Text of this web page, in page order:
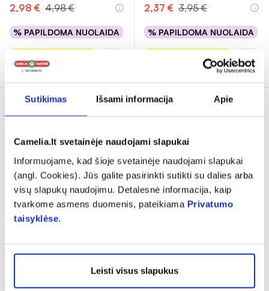
Sutikimas Išsami informacija Apie
Camelia.lt svetainėje naudojami slapukai
Informuojame, kad šioje svetainėje naudojami slapukai
(angl. Cookies). Jūs galite pasirinkti sutikti su dalies arba
visų slapukų naudojimu. Detalesnė informacija, kaip
tvarkome asmens duomenis, pateikiama Privatumo
taisyklėse.
Leisti visus slapukus
2,98 € 4,98 €
% PAPILDOMA NUOLAIDA
Į krepšelį
2,37 € 3,95 €
% PAPILDOMA NUOLAIDA
Į krepšelį
Tik internete
-40%
PIERRE CARDIN
nuo saulės SUN, SPF30,...